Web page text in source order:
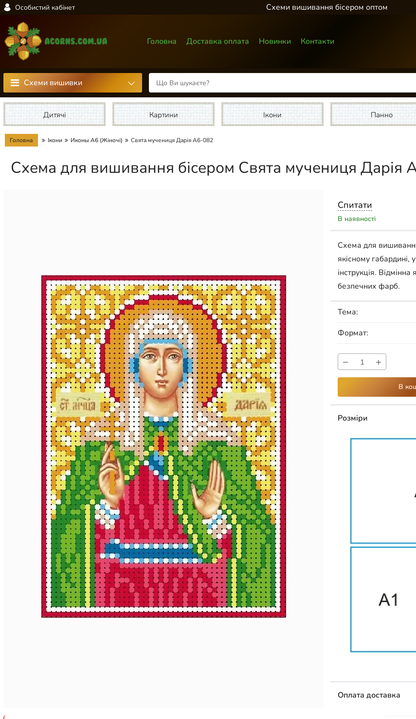
Особистий кабінет Схеми вишивання бісером оптом
Головна Доставка оплата Новинки Контакти
Схеми вишивки
Дитячі Картини Ікони Панно
Головна Ікони Иконы А6 (Жіночі) Свята мучениця Дарія А6-082
Схема для вишивання бісером Свята мучениця Дарія
Спитати
В наявності
Схема для
якісному
інструкція.
безпечних фарб.
Тема:
Формат:
− +
В
Розміри
Оплата доставка